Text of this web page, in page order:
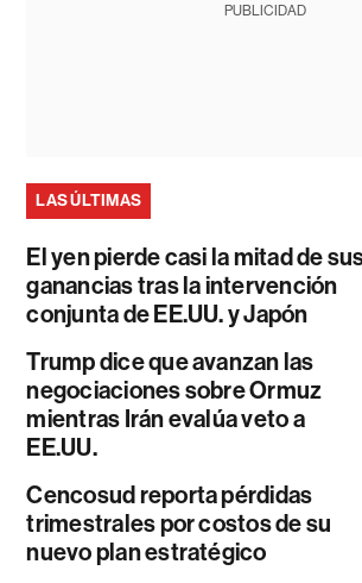
PUBLICIDAD
LAS ÚLTIMAS
El yen pierde casi la mitad de
ganancias tras la intervención
conjunta de EE.UU. y Japón
Trump dice que avanzan las
negociaciones sobre Ormuz
mientras Irán evalúa veto a
EE.UU.
Cencosud reporta pérdidas
trimestrales por costos de su
nuevo plan estratégico